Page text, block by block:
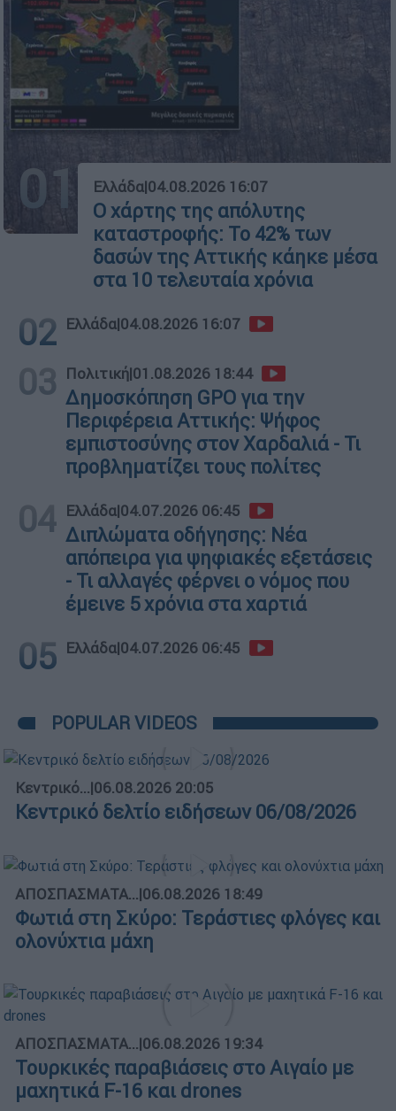
01 Ελλάδα|04.08.2026 16:07
Ο χάρτης της απόλυτης
καταστροφής: Το 42% των
δασών της Αττικής κάηκε μέσα
στα 10 τελευταία χρόνια
02 Ελλάδα|04.08.2026 16:07
03 Πολιτική|01.08.2026 18:44
Δημοσκόπηση GPO για την
Περιφέρεια Αττικής: Ψήφος
εμπιστοσύνης στον Χαρδαλιά - Τι
προβληματίζει τους πολίτες
04 Ελλάδα|04.07.2026 06:45
Διπλώματα οδήγησης: Νέα
απόπειρα για ψηφιακές εξετάσεις
- Τι αλλαγές φέρνει ο νόμος που
έμεινε 5 χρόνια στα χαρτιά
05 Ελλάδα|04.07.2026 06:45
POPULAR VIDEOS
Κεντρικό...|06.08.2026 20:05
Κεντρικό δελτίο ειδήσεων 06/08/2026
ΑΠΟΣΠΑΣΜΑΤΑ...|06.08.2026 18:49
Φωτιά στη Σκύρο: Τεράστιες φλόγες και
ολονύχτια μάχη
ΑΠΟΣΠΑΣΜΑΤΑ...|06.08.2026 19:34
Τουρκικές παραβιάσεις στο Αιγαίο με
μαχητικά F-16 και drones